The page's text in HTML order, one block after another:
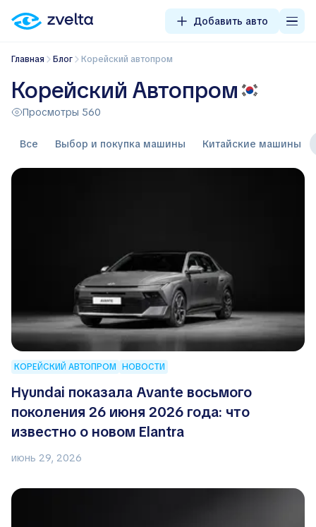
Добавить авто
Главная Блог Корейский автопром
Корейский Автопром
Просмотры 560
Все Выбор и покупка машины Китайские машины
КОРЕЙСКИЙ АВТОПРОМ НОВОСТИ
Hyundai показала Avante восьмого
поколения 26 июня 2026 года: что
известно о новом Elantra
июнь 29, 2026